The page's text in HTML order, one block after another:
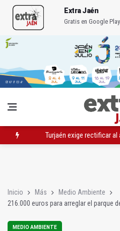
Extra Jaén
Gratis en Google Play
Turjaén exige rectificar
Inicio Más
Medio Ambiente
216.000 euros para arreglar el parque
MEDIO AMBIENTE